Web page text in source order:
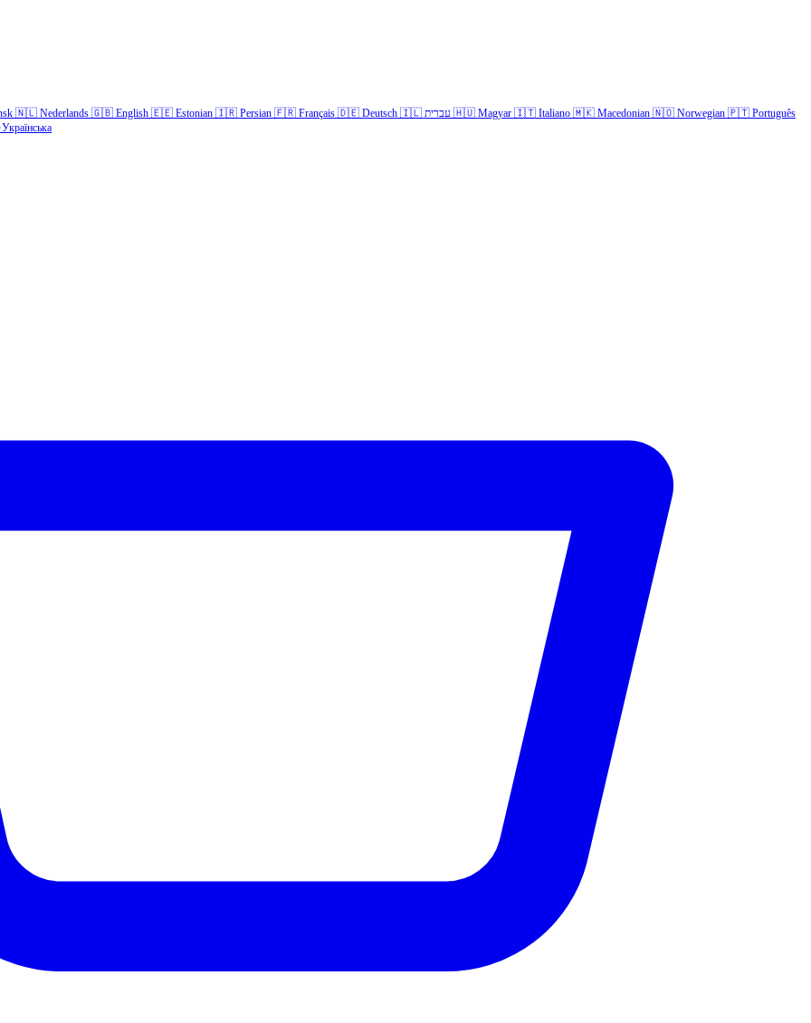
🇳🇱 Nederlands 🇬🇧 English 🇪🇪 Estonian 🇮🇷 Persian 🇫🇷 Français 🇩🇪 Deutsch 🇮🇱 עברית 🇭🇺 Magyar 🇮🇹 Italiano 🇲🇰 Macedonian 🇳🇴 Norwegian 🇵🇹 Português
Українська